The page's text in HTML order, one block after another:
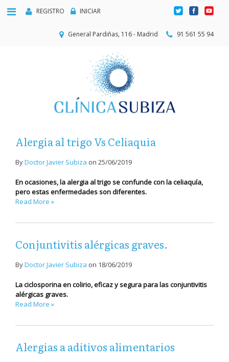
REGISTRO INICIAR
General Pardiñas, 116 - Madrid 91 561 55 94
Alergia al trigo Vs Celiaquia
ByDoctor Javier Subiza on 25/06/2019
En ocasiones, la alergia al trigo se confunde con la celiaquía,
pero estas enfermedades son diferentes.
Read More »
Conjuntivitis alérgicas graves.
ByDoctor Javier Subiza on 18/06/2019
La ciclosporina en colirio, eficaz y segura para las conjuntivitis
alérgicas graves.
Read More »
Alergias a aditivos alimentarios